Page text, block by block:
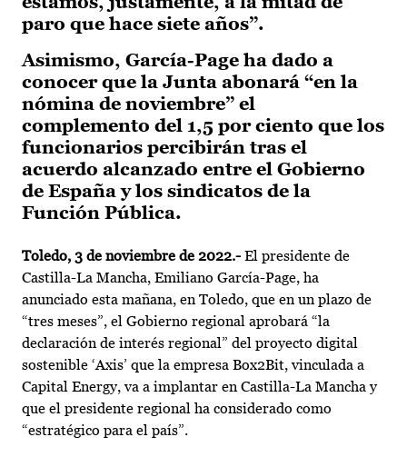
paro que hace siete años”.
Asimismo, García-Page ha dado a
conocer que la Junta abonará “en la
nómina de noviembre” el
complemento del 1,5 por ciento que los
funcionarios percibirán tras el
acuerdo alcanzado entre el Gobierno
de España y los sindicatos de la
Función Pública.
Toledo, 3 de noviembre de 2022.- El presidente de
Castilla-La Mancha, Emiliano García-Page, ha
anunciado esta mañana, en Toledo, que en un plazo de
“tres meses”, el Gobierno regional aprobará “la
declaración de interés regional” del proyecto digital
sostenible ‘Axis’ que la empresa Box2Bit, vinculada a
Capital Energy, va a implantar en Castilla-La Mancha y
que el presidente regional ha considerado como
“estratégico para el país”.